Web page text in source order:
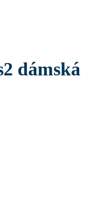
dámská